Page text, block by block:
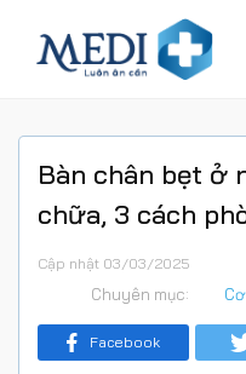
Bàn chân bẹt ở
chữa, 3 cách
Cập nhật 03/03/2025
Chuyên mục:
Facebook